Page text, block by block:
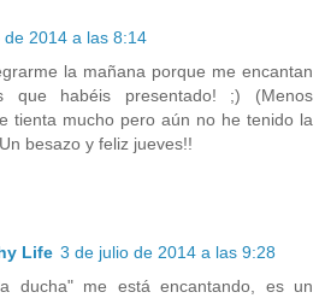
de 2014 a las 8:14
la mañana porque me encantan
que habéis presentado! ;) (Menos
tienta mucho pero aún no he tenido la
besazo y feliz jueves!!
Life 3 de julio de 2014 a las 9:28
ducha" me está encantando, es un